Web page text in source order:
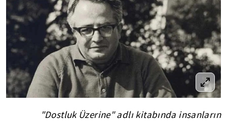
"Dostluk Üzerine" adlı kitabında insanların